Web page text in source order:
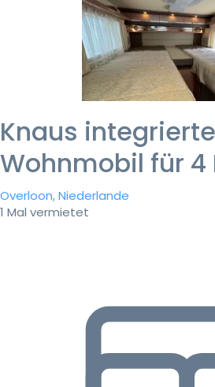
Knaus
Wohnmobil für 4
Overloon, Niederlande
1 Mal vermietet